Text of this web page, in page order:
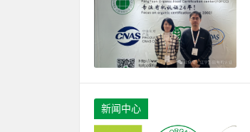
新闻中心